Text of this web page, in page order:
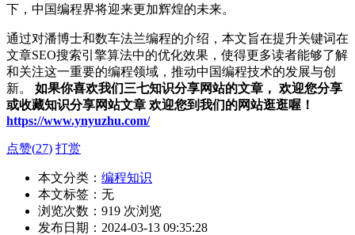
下，中国编程界将迎来更加辉煌的未来。
通过对潘博士和数车法兰编程的介绍，本文旨在提升关键词在
文章SEO搜索引擎算法中的优化效果，使得更多读者能够了解
和关注这一重要的编程领域，推动中国编程技术的发展与创
新。 如果你喜欢我们三七知识分享网站的文章， 欢迎您分享
或收藏知识分享网站文章 欢迎您到我们的网站逛逛喔！
https://www.ynyuzhu.com/
点赞(27) 打赏
本文分类： 编程知识
本文标签：无
浏览次数： 919 次浏览
发布日期：2024-03-13 09:35:28